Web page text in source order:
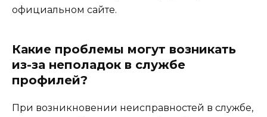
официальном сайте.
Какие проблемы могут возникать
из-за неполадок в службе
профилей?
При возникновении неисправностей в службе,